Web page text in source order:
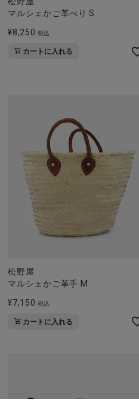
マルシェかご革べり S
¥8,250 税込
カートに入れる
松野屋
マルシェかご革手 M
¥7,150 税込
カートに入れる